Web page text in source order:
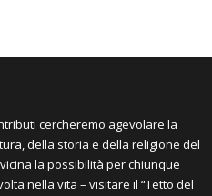
cercheremo agevolare la
della storia e della religione del
la possibilità per chiunque
nella vita – visitare il “Tetto del